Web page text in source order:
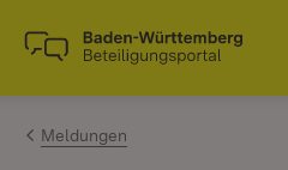
Zum Inhalt springen
Link zur Startseite
Meldungen